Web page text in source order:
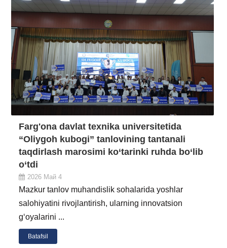
Farg'ona davlat texnika universitetida
“Oliygoh kubogi” tanlovining tantanali
taqdirlash marosimi ko‘tarinki ruhda bo‘lib
o‘tdi
2026 Май 4
Mazkur tanlov muhandislik sohalarida yoshlar
salohiyatini rivojlantirish, ularning innovatsion
g‘oyalarini ...
Batafsil